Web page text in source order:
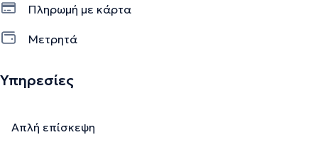
Πληρωμή με κάρτα
Μετρητά
Υπηρεσίες
Απλή επίσκεψη